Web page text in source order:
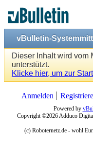
vBulletin-
Dieser Inhalt wird vom
unterstützt.
Klicke hier, um zur
Anmelden
Powered by
Copyright ©2026 Adduco
(c) Roboternetz.de - wohl